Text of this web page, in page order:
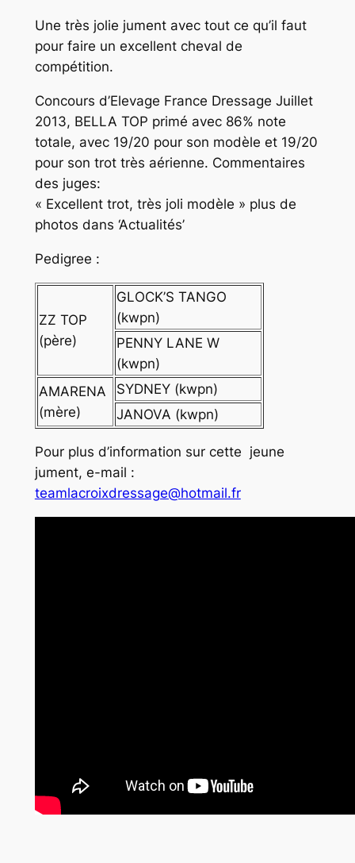
Une très jolie jument avec tout ce qu’il faut
pour faire un excellent cheval de
compétition.
Concours d’Elevage France Dressage Juillet
2013, BELLA TOP primé avec 86% note
totale, avec 19/20 pour son modèle et 19/20
pour son trot très aérienne. Commentaires
des juges:
« Excellent trot, très joli modèle » plus de
photos dans ‘Actualités’
Pedigree :
ZZ TOP
(père)
GLOCK’S TANGO
(kwpn)
PENNY LANE W
(kwpn)
AMARENA
(mère)
SYDNEY (kwpn)
JANOVA (kwpn)
Pour plus d’information sur cette jeune
jument, e-mail :
teamlacroixdressage@hotmail.fr